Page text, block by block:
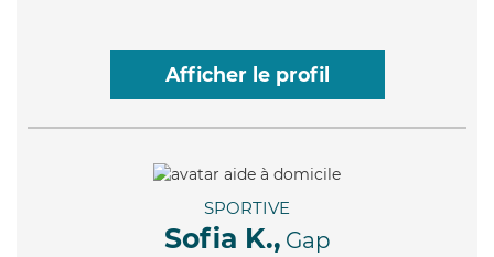
Afficher le profil
SPORTIVE
Sofia K., Gap